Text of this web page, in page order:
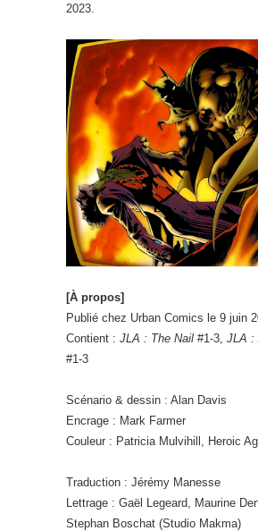
2023.
[À propos]
Publié chez Urban Comics le 9 juin
Contient : JLA : The Nail #1-3, JLA :
#1-3
Scénario & dessin : Alan Davis
Encrage : Mark Farmer
Couleur : Patricia Mulvihill, Heroic
Traduction : Jérémy Manesse
Lettrage : Gaël Legeard, Maurine
Stephan Boschat (Studio Makma)